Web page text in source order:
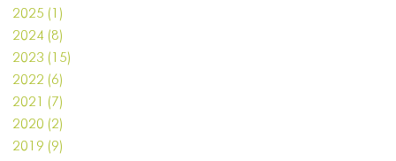
2025 (1)
2024 (8)
2023 (15)
2022 (6)
2021 (7)
2020 (2)
2019 (9)